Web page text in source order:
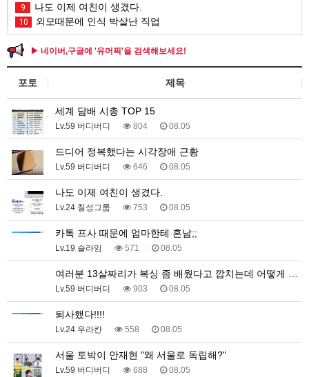
9 나도 이제 여친이 생겼다.
10 외모때문에 인식 박살난 직업
▶ 네이버,구글에 '유머픽'을 검색해보세요!
포토 제목
세계 담배 시총 TOP 15
Lv.59 버디버디 804 08.05
드디어 정복했다는 시각장애 근황
Lv.59 버디버디 646 08.05
나도 이제 여친이 생겼다.
Lv.24 칠성그룹 753 08.05
카톡 프사 때문에 엄마한테 혼남;;
Lv.19 슬라임 571 08.05
여러분 13살짜리가 복싱 좀 배웠다고 깝치는데 어떻게 …
Lv.59 버디버디 903 08.05
퇴사했다!!!!
Lv.24 우라칸 558 08.05
서울 토박이 안재현 "왜 서울로 독립해?"
Lv.59 버디버디 688 08.05